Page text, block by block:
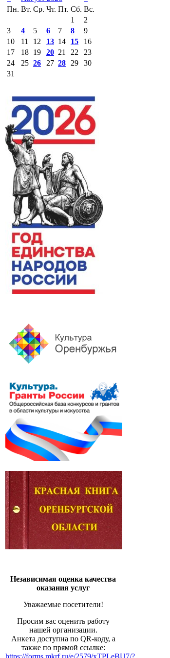
Пн. Вт. Ср. Чт. Пт. Сб. Вс.
1
2
3
4 5 6 7 8
9
10
11 12 13 14 15
16
17
18 19 20 21 22
23
24
25 26 27 28 29
30
31
Независимая оценка качества
оказания услуг
Уважаемые посетители!
Просим вас оценить работу
нашей организации.
Анкета доступна по QR-коду, а
также по прямой ссылке:
https://forms.mkrf.ru/e/2579/xTPLeBU7/?